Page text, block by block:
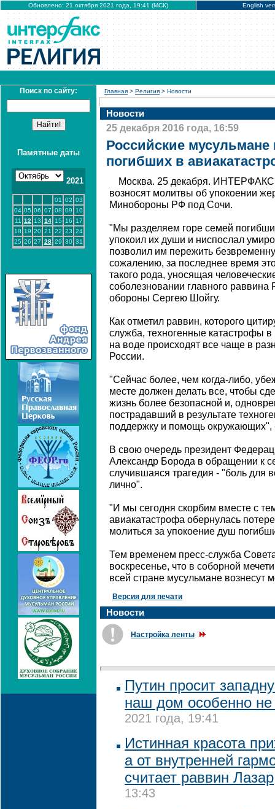
Обновлено: 21 октября 2021 года, 19:41 (МСК) English
Поиск по сайту:
Памятные даты
2021
01 02 03
04 05 06 07 08 09
10
11 12 13 14 15 16
17
18 19 20 21 22 23 24
25 26 27 28 29 30 31
Главная > Религия > Новости
Новости
25 декабря 2016 года, 16:59
Российские
погибших в
Москва. 25 декабря. ИНТЕРФАКС
возносят молитвы об упокоении
Минобороны РФ под Сочи.
"Мы разделяем горе семей
упокоил их души и ниспослал
позволил им пережить
сожалению, за последнее время
такого рода, уносящая
соболезновании главного
обороны Сергею Шойгу.
Как отметил раввин, которого
служба, техногенные катастрофы
на воде происходят все чаще в
России.
"Сейчас более, чем когда-либо,
месте должен делать все, чтобы
жизнь более безопасной и,
пострадавший в результате
поддержку и помощь окружающих",
В свою очередь президент
Александр Борода в обращении к
случившаяся трагедия - "боль для
лично".
"И мы сегодня скорбим вместе с
авиакатастрофа обернулась
молиться за упокоение душ
Тем временем пресс-служба
воскресенье, что в соборной
всей стране мусульмане вознесут
Версия для печати
Новости
Настройка ленты
Путин просит
наш дом особенно не
2021 года, 19:41
Истинная красота
а от внутренней
считает раввин Лазар
13:43